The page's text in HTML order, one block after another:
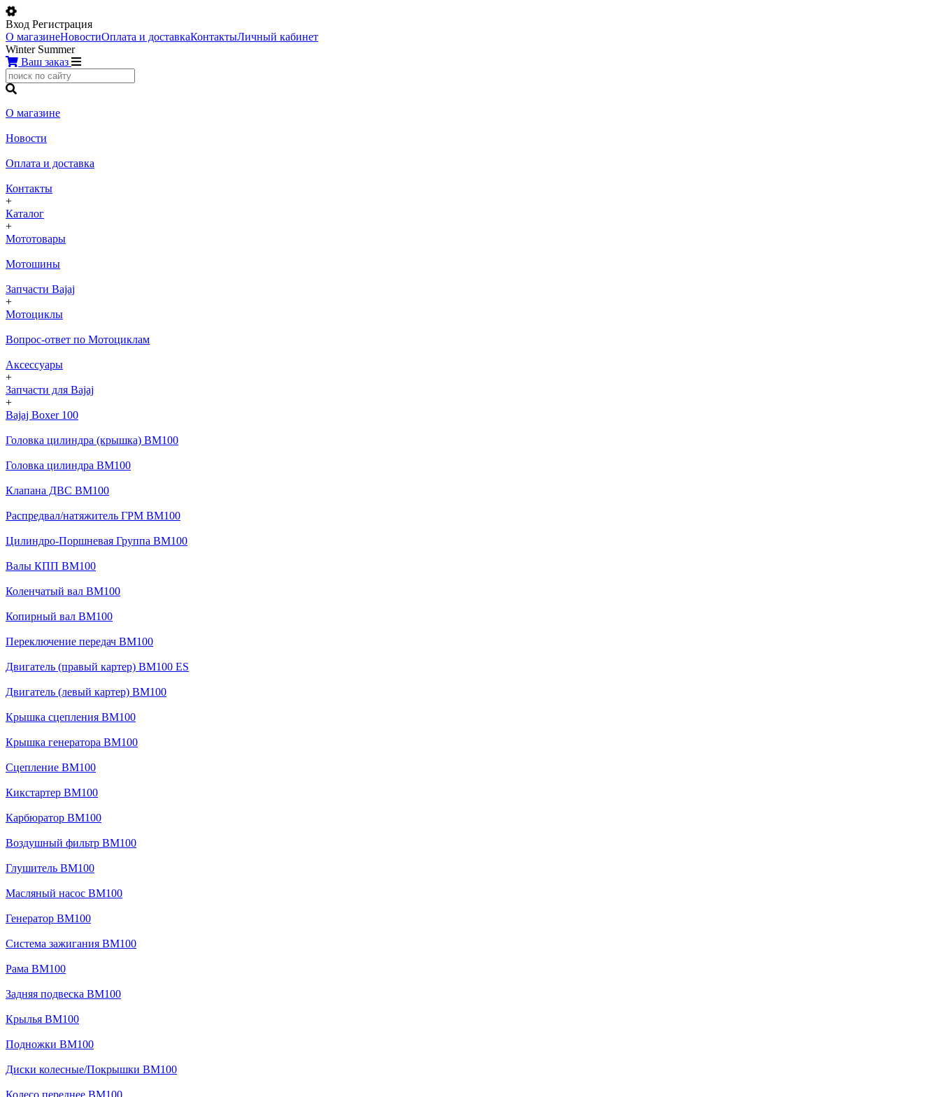
Вход Регистрация
О магазинеНовостиОплата и доставкаКонтактыЛичный кабинет
Winter Summer
Ваш заказ
О магазине
Новости
Оплата и доставка
Контакты
+
Каталог
+
Мототовары
Мотошины
Запчасти Bajaj
+
Мотоциклы
Вопрос-ответ по Мотоциклам
Аксессуары
+
Запчасти для Bajaj
+
Bajaj Boxer 100
Головка цилиндра (крышка) BM100
Головка цилиндра BM100
Клапана ДВС BM100
Распредвал/натяжитель ГРМ BM100
Цилиндро-Поршневая Группа BM100
Валы КПП BM100
Коленчатый вал BM100
Копирный вал BM100
Переключение передач BM100
Двигатель (правый картер) BM100 ES
Двигатель (левый картер) BM100
Крышка сцепления BM100
Крышка генератора BM100
Сцепление BM100
Кикстартер BM100
Карбюратор BM100
Воздушный фильтр BM100
Глушитель BM100
Масляный насос BM100
Генератор BM100
Система зажигания BM100
Рама BM100
Задняя подвеска BM100
Крылья BM100
Подножки BM100
Диски колесные/Покрышки BM100
Колесо переднее BM100